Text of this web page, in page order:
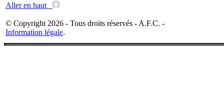
Aller en haut
© Copyright 2026 - Tous droits réservés - A.F.C. -
Information légale.